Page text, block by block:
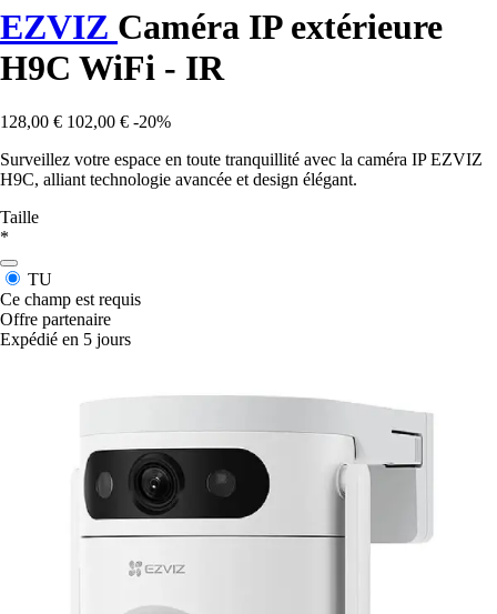
EZVIZ Caméra IP extérieure
H9C WiFi - IR
128,00 € 102,00 € -20%
Surveillez votre espace en toute tranquillité avec la caméra IP EZVIZ
H9C, alliant technologie avancée et design élégant.
Taille
*
TU
Ce champ est requis
Offre partenaire
Expédié en 5 jours